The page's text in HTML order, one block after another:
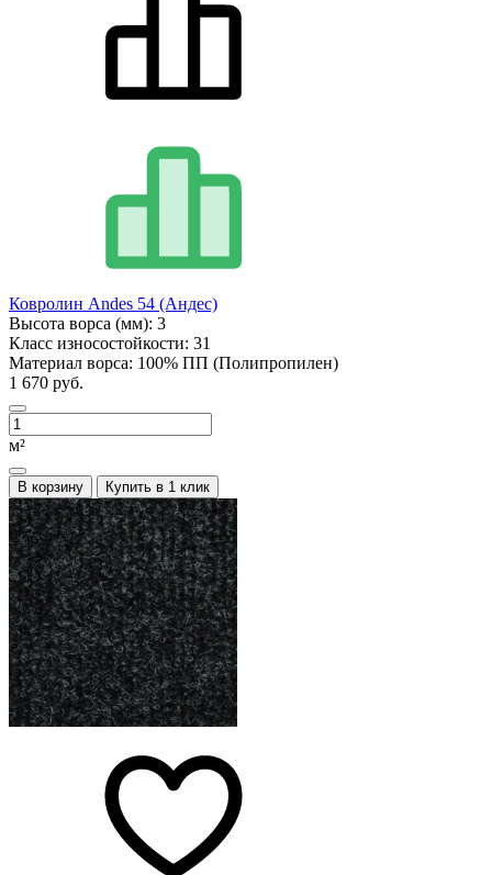
Ковролин Andes 54 (Андес)
Высота ворса (мм): 3
Класс износостойкости: 31
Материал ворса: 100% ПП (Полипропилен)
1 670 руб.
м²
В корзину Купить в 1 клик